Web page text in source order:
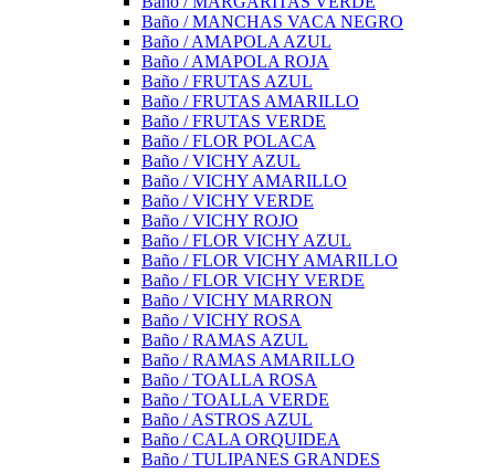
Baño / MANCHAS VACA NEGRO
Baño / AMAPOLA AZUL
Baño / AMAPOLA ROJA
Baño / FRUTAS AZUL
Baño / FRUTAS AMARILLO
Baño / FRUTAS VERDE
Baño / FLOR POLACA
Baño / VICHY AZUL
Baño / VICHY AMARILLO
Baño / VICHY VERDE
Baño / VICHY ROJO
Baño / FLOR VICHY AZUL
Baño / FLOR VICHY AMARILLO
Baño / FLOR VICHY VERDE
Baño / VICHY MARRON
Baño / VICHY ROSA
Baño / RAMAS AZUL
Baño / RAMAS AMARILLO
Baño / TOALLA ROSA
Baño / TOALLA VERDE
Baño / ASTROS AZUL
Baño / CALA ORQUIDEA
Baño / TULIPANES GRANDES